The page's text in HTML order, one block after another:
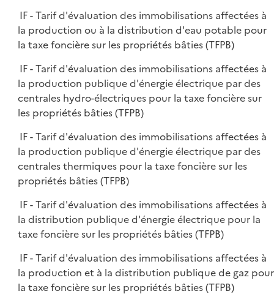
IF - Tarif d'évaluation des immobilisations affectées à
la production ou à la distribution d'eau potable pour
la taxe foncière sur les propriétés bâties (TFPB)
IF - Tarif d'évaluation des immobilisations affectées à
la production publique d'énergie électrique par des
centrales hydro-électriques pour la taxe foncière sur
les propriétés bâties (TFPB)
IF - Tarif d'évaluation des immobilisations affectées à
la production publique d'énergie électrique par des
centrales thermiques pour la taxe foncière sur les
propriétés bâties (TFPB)
IF - Tarif d'évaluation des immobilisations affectées à
la distribution publique d'énergie électrique pour la
taxe foncière sur les propriétés bâties (TFPB)
IF - Tarif d'évaluation des immobilisations affectées à
la production et à la distribution publique de gaz pour
la taxe foncière sur les propriétés bâties (TFPB)